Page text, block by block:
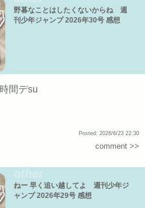
野暮なことはしたくないからね 週
刊少年ジャンプ 2026年30号 感想
間デsu
Posted: 2026/6/23 22:30
comment >>
ねー 早く追い越してよ 週刊少年ジ
ャンプ 2026年29号 感想